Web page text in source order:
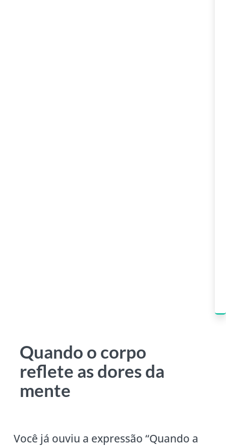
Quando o corpo
reflete as dores da
mente
Você já ouviu a expressão “Quando a